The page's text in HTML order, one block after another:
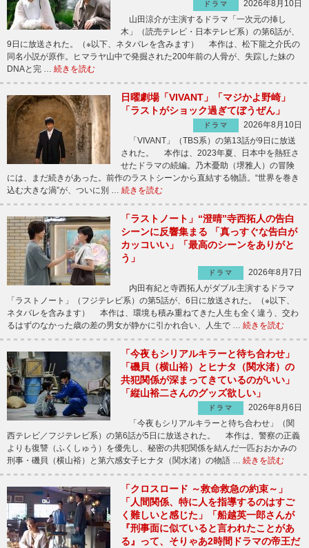
ドラマ
2026年8月10日
山田涼介が主演するドラマ「一次元の挿し
木」（読売テレビ・日本テレビ系）の第6話が、
9日に放送された。（※以下、ネタバレを含みます） 本作は、松下龍之介氏の
同名小説が原作。ヒマラヤ山中で発掘された200年前の人骨が、失踪した妹の
DNAと完 … 続きを読む
日曜劇場「VIVANT」「マジかよ野崎」
「ラストがショック過ぎてぼうぜん」
ドラマ
2026年8月10日
「VIVANT」（TBS系）の第13話が9日に放送
された。 本作は、2023年夏、日本中を熱狂さ
せたドラマの続編。乃木憂助（堺雅人）の冒険
には、まだ続きがあった。前作のラストシーンから直結する物語。“世界を巻き
込む大きな渦”が、ついに別 … 続きを読む
「ラストノート」“澄晴”寺西拓人の告白
シーンに反響集まる 「真っすぐな告白が
カッコいい」「最高のシーンをありがと
う」
ドラマ
2026年8月7日
内田有紀と寺西拓人がダブル主演するドラマ
「ラストノート」（フジテレビ系）の第5話が、6日に放送された。（※以下、
ネタバレを含みます） 本作は、環境も積み重ねてきた人生も全く違う、交わ
るはずのなかった歳の差の男女が静かに引かれ合い、人生で … 続きを読む
「今夜もシリアルキラーと待ち合わせ」
「磯貝（横山裕）とヒナタ（関水渚）の
共犯関係が深まってきているのがいい」
「縦山裕二さんのグッズ欲しい」
ドラマ
2026年8月6日
「今夜もシリアルキラーと待ち合わせ」（関
西テレビ／フジテレビ系）の第6話が5日に放送された。 本作は、警察の正義
よりも復讐（ふくしゅう）を優先し、秘密の共犯関係を結んだ一匹おおかみの
刑事・磯貝（横山裕）と第六感女子ヒナタ（関水渚）の物語 … 続きを読む
「クロスロード ～救命救急の約束～」
「人間関係、特に人を指導するのはすご
く難しいと感じた」「船越英一郎さんが
『刑事面に似ていると言われたことがあ
る』って、そりゃあ2時間ドラマの帝王だ